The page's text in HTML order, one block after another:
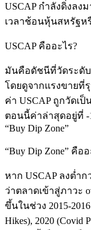
USCAP กำลังดิ่งลง
เวลาช้อนหุ้นสหรัฐห
USCAP คืออะไร?
มันคือดัชนีที่วัดระดับ
โดยดูจากแรงขายที่
ค่า USCAP ถูกวัดเป็
ตอนนี้ค่าล่าสุดอยู่ที่ -
“Buy Dip Zone”
“Buy Dip Zone” คือ
หาก USCAP ลงต่ำ
ว่าตลาดเข้าสู่ภาวะ
ขึ้นในช่วง 2015-2016
Hikes), 2020 (Covid